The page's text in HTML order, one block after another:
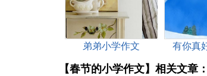
弟弟小学作文 有你真
【春节的小学作文】相关文章：